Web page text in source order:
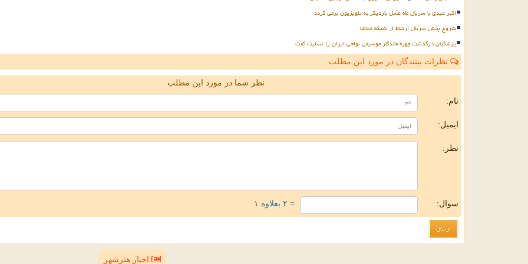
اکبر عبدی با سریال ماه عسل باردیگر به تلویزیون برمی گردد
شروع پخش سریال ارتباط از شبکه تماشا
پزشکیان درگذشت چهره ماندگار موسیقی نواحی ایران را تسلیت گفت
نظرات بینندگان در مورد این مطلب
نظر شما در مورد این مطلب
نام:
ایمیل:
نظر:
سوال: = ۲ بعلاوه ۱
اخبار هنرشهر